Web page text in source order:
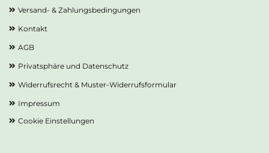
Versand- & Zahlungsbedingungen
Kontakt
AGB
Privatsphäre und Datenschutz
Widerrufsrecht & Muster-Widerrufsformular
Impressum
Cookie Einstellungen